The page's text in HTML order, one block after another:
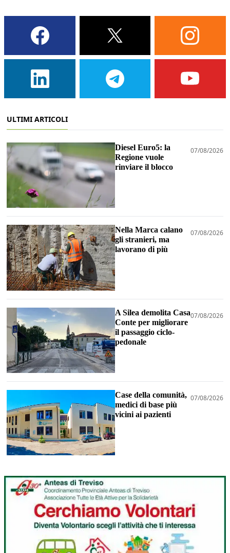
ULTIMI ARTICOLI
Diesel Euro5: la
Regione vuole
rinviare il blocco
07/08/2026
Nella Marca calano
gli stranieri, ma
lavorano di più
07/08/2026
A Silea demolita Casa
Conte per migliorare
il passaggio ciclo-
pedonale
07/08/2026
Case della comunità,
medici di base più
vicini ai pazienti
07/08/2026